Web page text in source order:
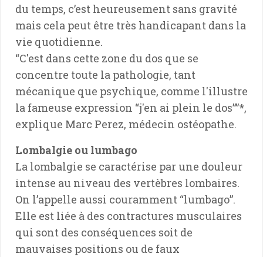
du temps, c’est heureusement sans gravité
mais cela peut être très handicapant dans la
vie quotidienne.
“C'est dans cette zone du dos que se
concentre toute la pathologie, tant
mécanique que psychique, comme l'illustre
la fameuse expression “j'en ai plein le dos””*,
explique Marc Perez, médecin ostéopathe.
Lombalgie ou lumbago
La lombalgie se caractérise par une douleur
intense au niveau des vertèbres lombaires.
On l’appelle aussi couramment “lumbago”.
Elle est liée à des contractures musculaires
qui sont des conséquences soit de
mauvaises positions ou de faux